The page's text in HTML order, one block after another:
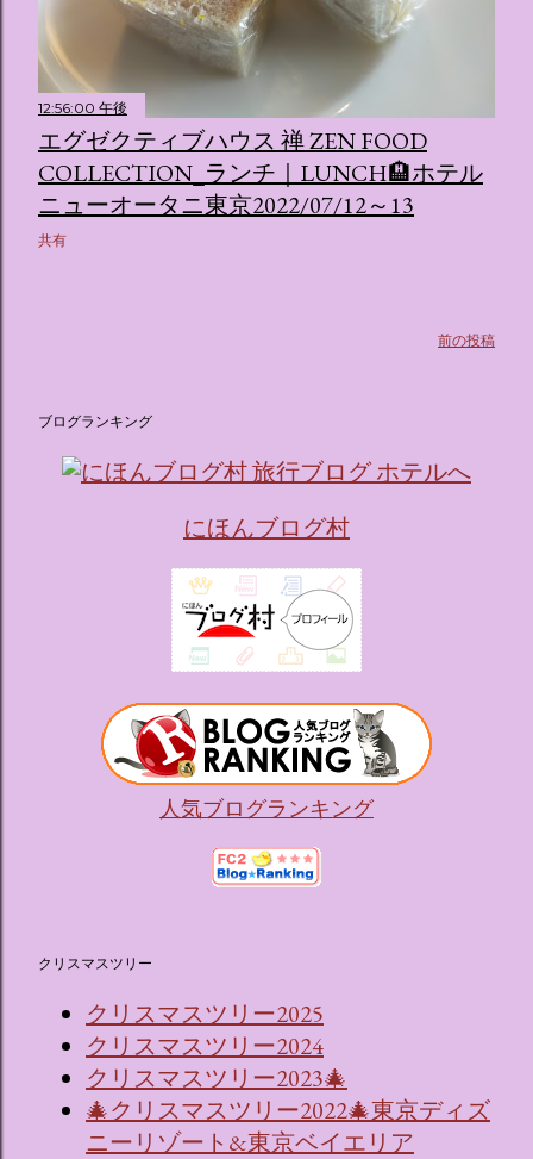
12:56:00 午後
エグゼクティブハウス 禅 ZEN FOOD
COLLECTION_ランチ｜LUNCH🏨ホテル
ニューオータニ東京2022/07/12～13
共有
前の投稿
ブログランキング
にほんブログ村
人気ブログランキング
クリスマスツリー
クリスマスツリー2025
クリスマスツリー2024
クリスマスツリー2023🎄
🎄クリスマスツリー2022🎄東京ディズ
ニーリゾート&東京ベイエリア